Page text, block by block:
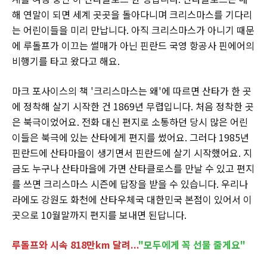
해 연말이 되면 세계 곳곳을 돌아다니며 크리스마스를 기다리
는 어린이들을 미리 만납니다. 아직 크리스마스가 아니기 때문
에 루돌프가 이끄는 썰매가 아닌 핀란드 국영 항공사 핀에어의
비행기를 타고 왔다고 해요.
마크 포사이스의 책 '크리스마스는 왜'에 따르면 산타가 한 곳
에 정착해 살기 시작한 건 1869년 무렵입니다. 처음 정착한 곳
은 북극이었어요. 전화 대신 편지로 소통하던 당시 많은 어린
이들은 북극에 있는 산타에게 편지를 썼어요. 그러다 1985년
핀란드에 산타마을이 생기면서 핀란드에 살기 시작했어요. 지
금도 누구나 산타마을에 가면 산타클로스를 만날 수 있고 편지
를 쓰면 크리스마스 시즌에 답장을 받을 수 있습니다. 우리나
라에도 강원도 화천에 산타우체국 대한민국 본점이 있어서 이
곳으로 10월말까지 편지를 보내면 된답니다.
루돌프와 시속 818만km 달려..."모두에게 꼭 선물 줄게요"